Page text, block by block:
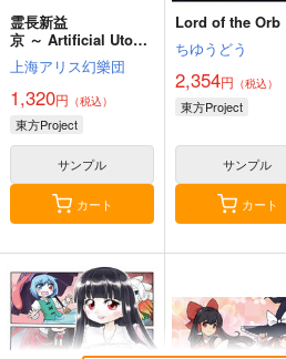
霊長新益
京 ～ Artificial Utopia
in Ruins.
上海アリス幻樂団
1,320円 （税込）
東方Project
サンプル
カート
Lord of the Orb
ちゆうどう
2,354円 （税込）
東方Project
サンプル
カート